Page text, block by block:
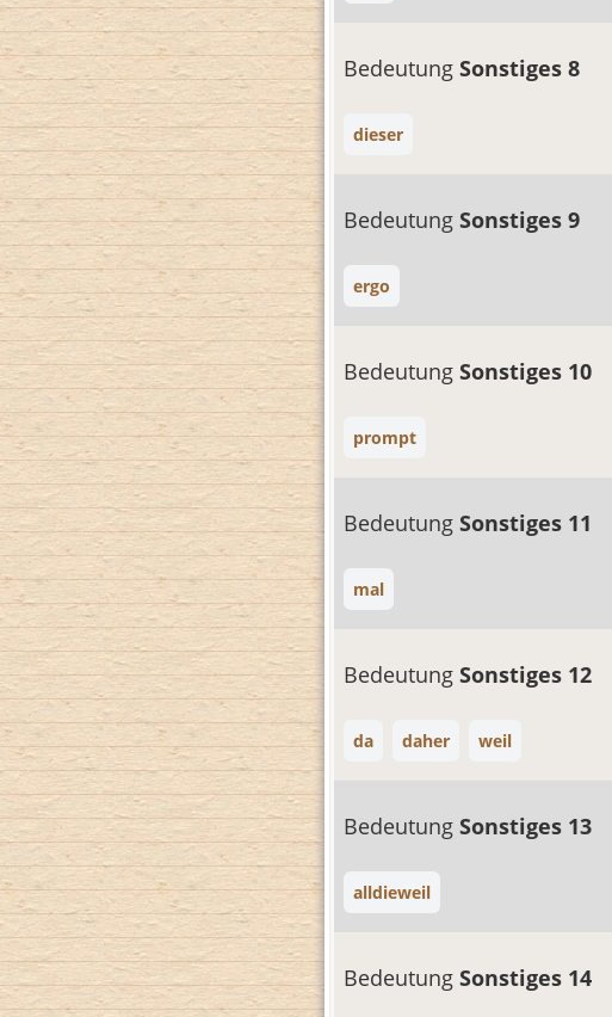
Bedeutung Sonstiges 8
dieser
Bedeutung Sonstiges 9
ergo
Bedeutung Sonstiges 10
prompt
Bedeutung Sonstiges 11
mal
Bedeutung Sonstiges 12
da daher weil
Bedeutung Sonstiges 13
alldieweil
Bedeutung Sonstiges 14